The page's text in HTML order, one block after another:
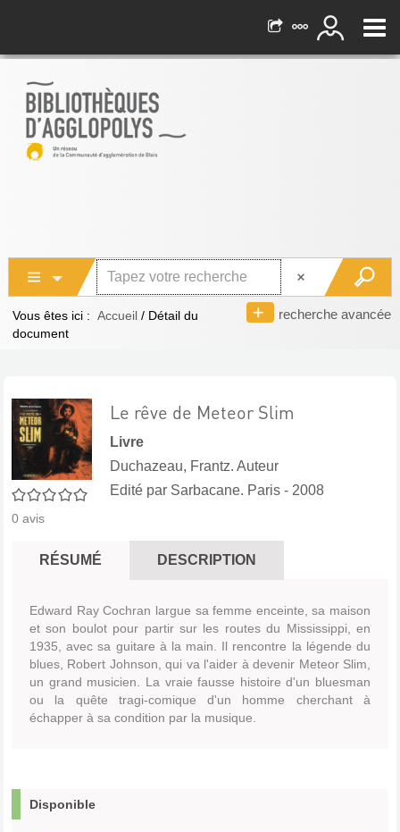
recherche avancée
Vous êtes ici : Accueil / Détail du
document
0/5
0 avis
Le rêve de Meteor Slim
Livre
Duchazeau, Frantz. Auteur
Edité par Sarbacane. Paris - 2008
RÉSUMÉ DESCRIPTION
Edward Ray Cochran largue sa femme enceinte, sa maison
et son boulot pour partir sur les routes du Mississippi, en
1935, avec sa guitare à la main. Il rencontre la légende du
blues, Robert Johnson, qui va l'aider à devenir Meteor Slim,
un grand musicien. La vraie fausse histoire d'un bluesman
ou la quête tragi-comique d'un homme cherchant à
échapper à sa condition par la musique.
Disponible